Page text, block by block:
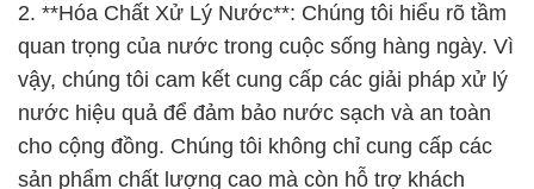
2. **Hóa Chất Xử Lý Nước**: Chúng tôi hiểu rõ tầm
quan trọng của nước trong cuộc sống hàng ngày. Vì
vậy, chúng tôi cam kết cung cấp các giải pháp xử lý
nước hiệu quả để đảm bảo nước sạch và an toàn
cho cộng đồng. Chúng tôi không chỉ cung cấp các
sản phẩm chất lượng cao mà còn hỗ trợ khách